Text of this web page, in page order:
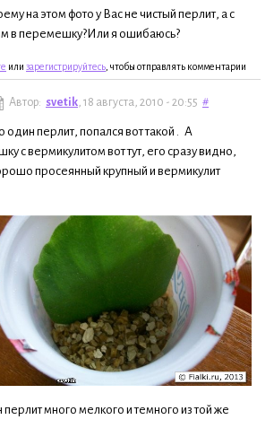
на этом фото у Вас не чистый перлит, а с
в перемешку?Или я ошибаюсь?
или зарегистрируйтесь , чтобы отправлять комментарии
Автор: svetik, 18 августа, 2010 - 20:55 #
один перлит, попался вот такой . А
с вермикулитом вот тут, его сразу видно,
просеянный крупный и вермикулит
перлит много мелкого и темного из той же